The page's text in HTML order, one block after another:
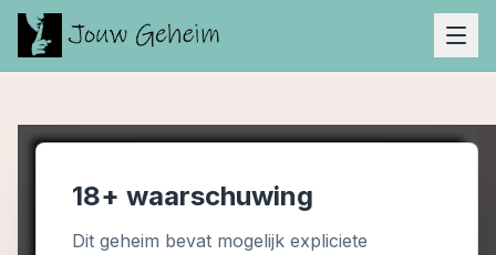
18+ waarschuwing
Dit geheim bevat mogelijk expliciete